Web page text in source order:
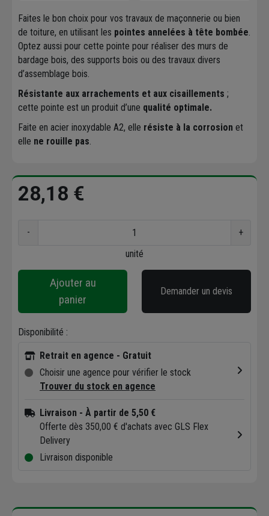
A2 filetage total
2.3x50mm seau
de 5kg
Faites le bon choix pour vos travaux de maçonnerie ou bien
de toiture, en utilisant les pointes annelées à tête bombée
Optez aussi pour cette pointe pour réaliser des murs de
bardage bois, des supports bois ou des travaux divers
d’assemblage bois.
Résistante aux arrachements et aux cisaillements ;
cette pointe est un produit d’une qualité optimale.
Faite en acier inoxydable A2, elle résiste à la corrosion et
elle ne rouille pas
28,18 €
-
+
unité
Ajouter au
panier
Demander un devis
Disponibilité :
Retrait en agence - Gratuit
Choisir une agence pour vérifier le stock
Trouver du stock en agence
Livraison - À partir de 5,50 €
Offerte dès 350,00 € d'achats avec GLS Flex
Delivery
Livraison disponible